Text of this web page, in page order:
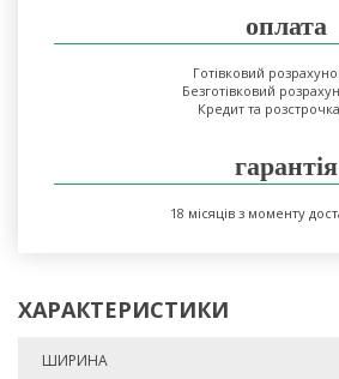
оплата
Готівковий
Безготівковий
Кредит та розстрочка
гарантія
18 місяців з моменту
ХАРАКТЕРИСТИКИ
ШИРИНА